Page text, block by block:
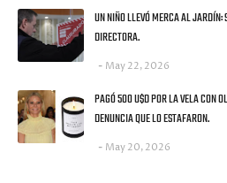
UN NIÑO LLEVÓ MERCA AL
DIRECTORA.
May 22, 2026
PAGÓ 500 U$D POR LA VELA CON
DENUNCIA QUE LO ESTAFARON.
May 20, 2026